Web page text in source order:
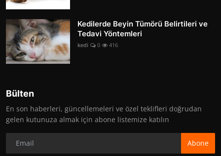
Kedilerde Beyin Tümörü Belirtileri ve
Tedavi Yöntemleri
kedi 0 416
Bülten
En son haberleri, güncellemeleri ve özel teklifleri doğrudan
gelen kutunuza almak için abone listemize katılın
Abone